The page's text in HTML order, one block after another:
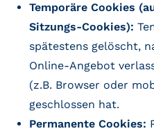
Temporäre Cookies
Sitzungs-Cookies):
spätestens gelöscht,
Online-Angebot
(z.B. Browser oder
geschlossen hat.
Permanente Cookies: